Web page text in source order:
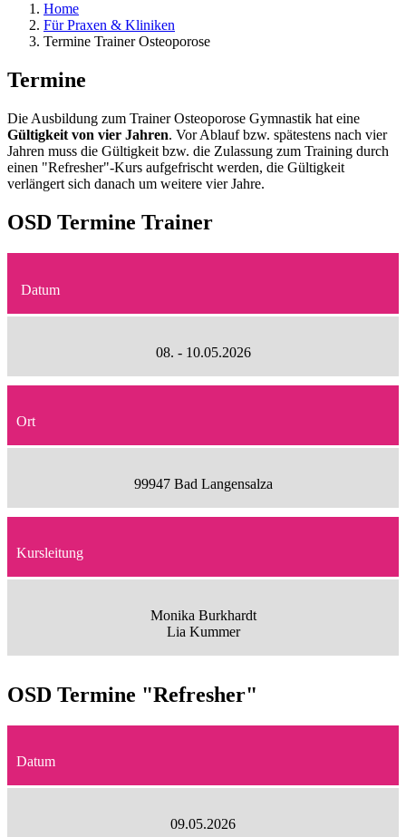
Home
Für Praxen & Kliniken
Termine Trainer Osteoporose
Termine
Die Ausbildung zum Trainer Osteoporose Gymnastik hat eine
Gültigkeit von vier Jahren. Vor Ablauf bzw. spätestens nach vier
Jahren muss die Gültigkeit bzw. die Zulassung zum Training durch
einen "Refresher"-Kurs aufgefrischt werden, die Gültigkeit
verlängert sich danach um weitere vier Jahre.
OSD Termine Trainer
Datum
08. - 10.05.2026
Ort
99947 Bad Langensalza
Kursleitung
Monika Burkhardt
Lia Kummer
OSD Termine "Refresher"
Datum
09.05.2026